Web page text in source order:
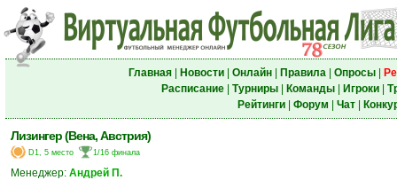
Главная| Новости| Онлайн| Правила| Опросы|
Расписание| Турниры| Команды| Игроки|
Рейтинги| Форум Чат|
Лизингер (Вена, Австрия)
D1, 5 место 1/16 финала
Менеджер: Андрей П.